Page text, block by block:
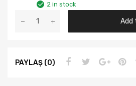
2 in stock
2005
Add
PAYLAŞ (0)